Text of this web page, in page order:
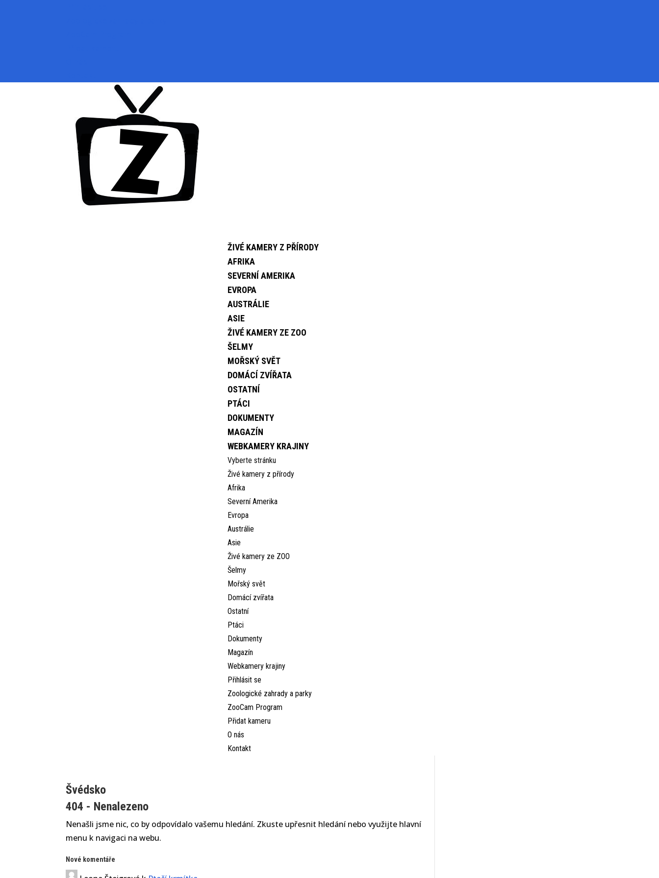
ŽIVÉ KAMERY Z PŘÍRODY
AFRIKA
SEVERNÍ AMERIKA
EVROPA
AUSTRÁLIE
ASIE
ŽIVÉ KAMERY ZE ZOO
ŠELMY
MOŘSKÝ SVĚT
DOMÁCÍ ZVÍŘATA
OSTATNÍ
PTÁCI
DOKUMENTY
MAGAZÍN
WEBKAMERY KRAJINY
Vyberte stránku
Živé kamery z přírody
Afrika
Severní Amerika
Evropa
Austrálie
Asie
Živé kamery ze ZOO
Šelmy
Mořský svět
Domácí zvířata
Ostatní
Ptáci
Dokumenty
Magazín
Webkamery krajiny
Přihlásit se
Zoologické zahrady a parky
ZooCam Program
Přidat kameru
O nás
Kontakt
Švédsko
404 - Nenalezeno
Nenašli jsme nic, co by odpovídalo vašemu hledání. Zkuste upřesnit hledání nebo využijte hlavní
menu k navigaci na webu.
Nové komentáře